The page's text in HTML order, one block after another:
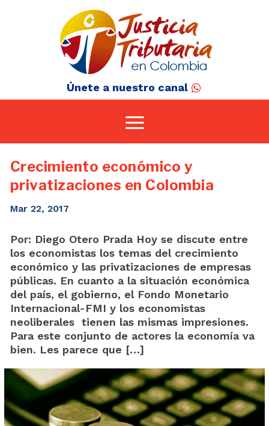
Únete a nuestro canal
Crecimiento económico y
privatizaciones en Colombia
Mar 22, 2017
Por: Diego Otero Prada Hoy se discute entre
los economistas los temas del crecimiento
económico y las privatizaciones de empresas
públicas. En cuanto a la situación económica
del país, el gobierno, el Fondo Monetario
Internacional-FMI y los economistas
neoliberales tienen las mismas impresiones.
Para este conjunto de actores la economía va
bien. Les parece que […]